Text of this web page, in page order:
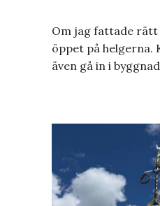
Om jag fattade
öppet på helgerna.
även gå in i